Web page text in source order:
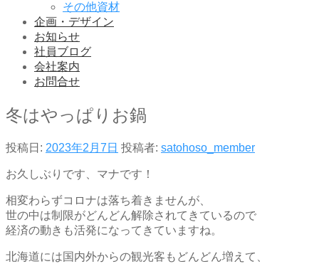
その他資材
企画・デザイン
お知らせ
社員ブログ
会社案内
お問合せ
冬はやっぱりお鍋
投稿日: 2023年2月7日 投稿者: satohoso_member
お久しぶりです、マナです！
相変わらずコロナは落ち着きませんが、
世の中は制限がどんどん解除されてきているので
経済の動きも活発になってきていますね。
北海道には国内外からの観光客もどんどん増えて、